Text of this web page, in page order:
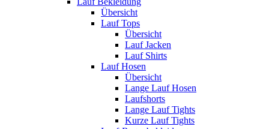
Übersicht
Lauf Tops
Übersicht
Lauf Jacken
Lauf Shirts
Lauf Hosen
Übersicht
Lange Lauf Hosen
Laufshorts
Lange Lauf Tights
Kurze Lauf Tights